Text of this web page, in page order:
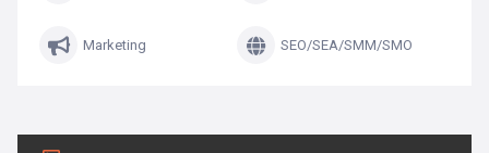
Marketing SEO/SEA/SMM/SMO